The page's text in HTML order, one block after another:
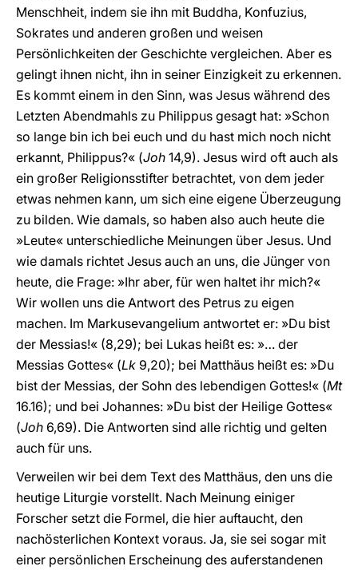
Menschheit, indem sie ihn mit Buddha, Konfuzius,
Sokrates und anderen großen und weisen
Persönlichkeiten der Geschichte vergleichen. Aber es
gelingt ihnen nicht, ihn in seiner Einzigkeit zu erkennen.
Es kommt einem in den Sinn, was Jesus während des
Letzten Abendmahls zu Philippus gesagt hat: »Schon
so lange bin ich bei euch und du hast mich noch nicht
erkannt, Philippus?« (Joh 14,9). Jesus wird oft auch als
ein großer Religionsstifter betrachtet, von dem jeder
etwas nehmen kann, um sich eine eigene Überzeugung
zu bilden. Wie damals, so haben also auch heute die
»Leute« unterschiedliche Meinungen über Jesus. Und
wie damals richtet Jesus auch an uns, die Jünger von
heute, die Frage: »Ihr aber, für wen haltet ihr mich?«
Wir wollen uns die Antwort des Petrus zu eigen
machen. Im Markusevangelium antwortet er: »Du bist
der Messias!« (8,29); bei Lukas heißt es: »… der
Messias Gottes« (Lk 9,20); bei Matthäus heißt es: »Du
bist der Messias, der Sohn des lebendigen Gottes!« (Mt
16.16); und bei Johannes: »Du bist der Heilige Gottes«
(Joh 6,69). Die Antworten sind alle richtig und gelten
auch für uns.
Verweilen wir bei dem Text des Matthäus, den uns die
heutige Liturgie vorstellt. Nach Meinung einiger
Forscher setzt die Formel, die hier auftaucht, den
nachösterlichen Kontext voraus. Ja, sie sei sogar mit
einer persönlichen Erscheinung des auferstandenen